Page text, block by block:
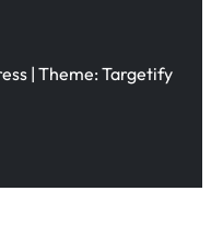
| Theme: Targetify